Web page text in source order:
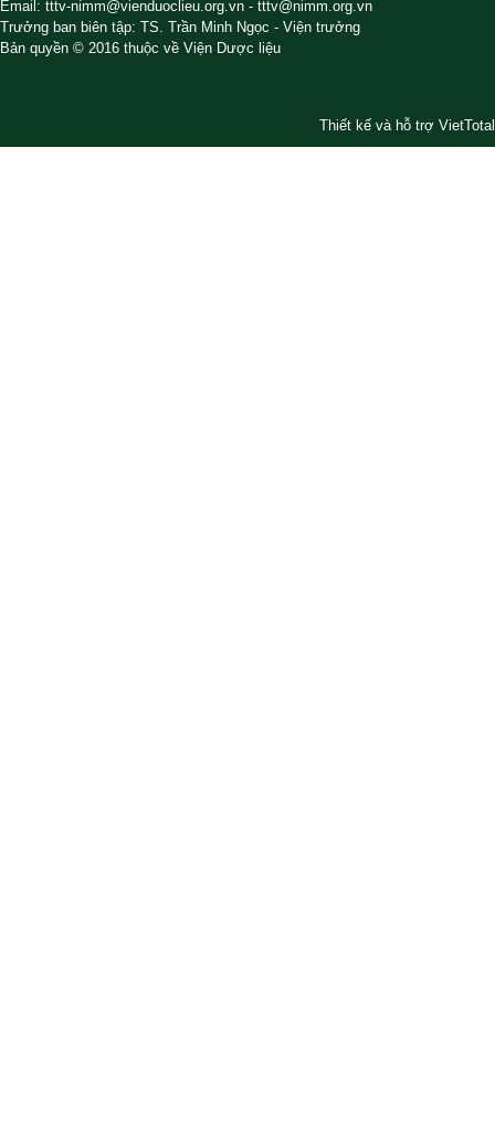
Email: tttv-nimm@vienduoclieu.org.vn - tttv@nimm.org.vn
Trưởng ban biên tập: TS. Trần Minh Ngọc - Viện trưởng
Bản quyền © 2016 thuộc về Viện Dược liệu
Thiết kế và hỗ trợ VietTotal